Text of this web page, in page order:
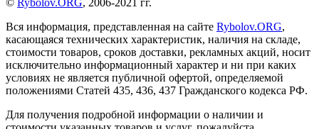
© Rybolov.ORG, 2006-2021 гг.
Вся информация, представленная на сайте Rybolov.ORG,
касающаяся технических характеристик, наличия на складе,
стоимости товаров, сроков доставки, рекламных акций, носит
исключительно информационный характер и ни при каких
условиях не является публичной офертой, определяемой
положениями Статей 435, 436, 437 Гражданского кодекса РФ.
Для получения подробной информации о наличии и